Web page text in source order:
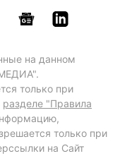
на данном
только при
разделе "Правила
только при
на Сайт